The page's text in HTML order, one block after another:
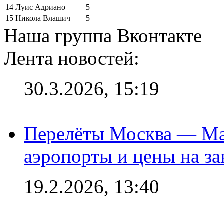
14 Луис Адриано
5
15 Никола Влашич 5
Наша группа Вконтакте
Лента новостей:
30.3.2026, 15:19
Перелёты Москва —
аэропорты и цены на
19.2.2026, 13:40